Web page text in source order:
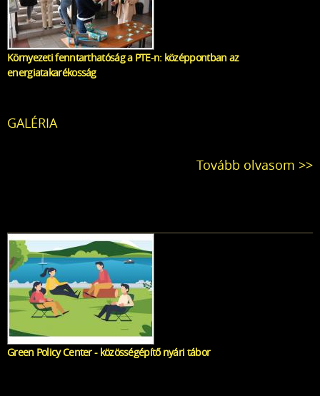
Környezeti fenntarthatóság a PTE-n: középpontban az
energiatakarékosság
GALÉRIA
Tovább olvasom >>
Green Policy Center - közösségépítő nyári tábor